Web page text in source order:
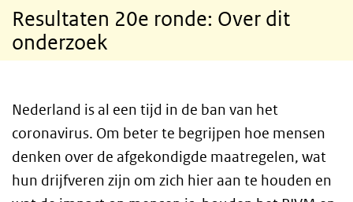
Resultaten 20e ronde: Over dit
onderzoek
Nederland is al een tijd in de ban van het
coronavirus. Om beter te begrijpen hoe mensen
denken over de afgekondigde maatregelen, wat
hun drijfveren zijn om zich hier aan te houden en